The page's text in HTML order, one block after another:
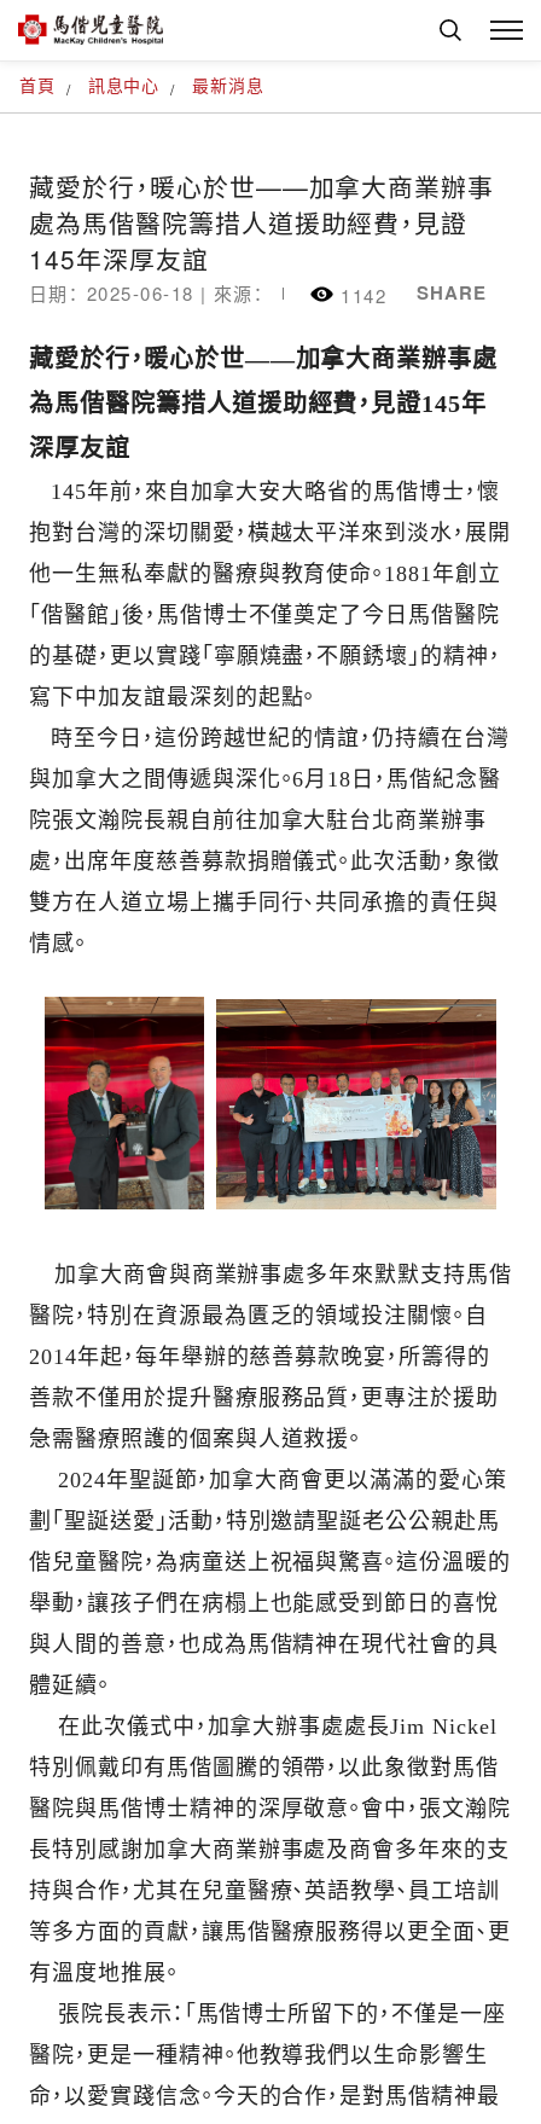
首頁 訊息中心 最新消息
藏愛於行，暖心於世——加拿大商業辦事
處為馬偕醫院籌措人道援助經費，見證
145年深厚友誼
日期： 2025-06-18 | 來源： 1142 SHARE
藏愛於行，暖心於世——加拿大商業辦事處
為馬偕醫院籌措人道援助經費，見證145年
深厚友誼
145年前，來自加拿大安大略省的馬偕博士，懷
抱對台灣的深切關愛，橫越太平洋來到淡水，展開
他一生無私奉獻的醫療與教育使命。1881年創立
「偕醫館」後，馬偕博士不僅奠定了今日馬偕醫院
的基礎，更以實踐「寧願燒盡，不願銹壞」的精神，
寫下中加友誼最深刻的起點。
時至今日，這份跨越世紀的情誼，仍持續在台灣
與加拿大之間傳遞與深化。6月18日，馬偕紀念醫
院張文瀚院長親自前往加拿大駐台北商業辦事
處，出席年度慈善募款捐贈儀式。此次活動，象徵
雙方在人道立場上攜手同行、共同承擔的責任與
情感。
加拿大商會與商業辦事處多年來默默支持馬偕
醫院，特別在資源最為匱乏的領域投注關懷。自
2014年起，每年舉辦的慈善募款晚宴，所籌得的
善款不僅用於提升醫療服務品質，更專注於援助
急需醫療照護的個案與人道救援。
2024年聖誕節，加拿大商會更以滿滿的愛心策
劃「聖誕送愛」活動，特別邀請聖誕老公公親赴馬
偕兒童醫院，為病童送上祝福與驚喜。這份溫暖的
舉動，讓孩子們在病榻上也能感受到節日的喜悅
與人間的善意，也成為馬偕精神在現代社會的具
體延續。
在此次儀式中，加拿大辦事處處長Jim Nickel
特別佩戴印有馬偕圖騰的領帶，以此象徵對馬偕
醫院與馬偕博士精神的深厚敬意。會中，張文瀚院
長特別感謝加拿大商業辦事處及商會多年來的支
持與合作，尤其在兒童醫療、英語教學、員工培訓
等多方面的貢獻，讓馬偕醫療服務得以更全面、更
有溫度地推展。
張院長表示：「馬偕博士所留下的，不僅是一座
醫院，更是一種精神。他教導我們以生命影響生
命，以愛實踐信念。今天的合作，是對馬偕精神最